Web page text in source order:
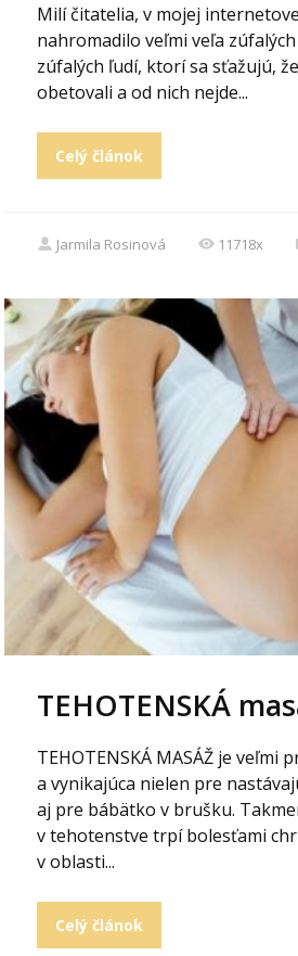
Milí čitatelia, v mojej
nahromadilo veľmi veľa
zúfalých ľudí, ktorí sa sťažujú,
obetovali a od nich nejde...
Celý článok
Jarmila Rosinová 11718x
TEHOTENSKÁ
TEHOTENSKÁ MASÁŽ je veľmi
a vynikajúca nielen pre
aj pre bábätko v brušku.
v tehotenstve trpí bolesťami
v oblasti...
Celý článok